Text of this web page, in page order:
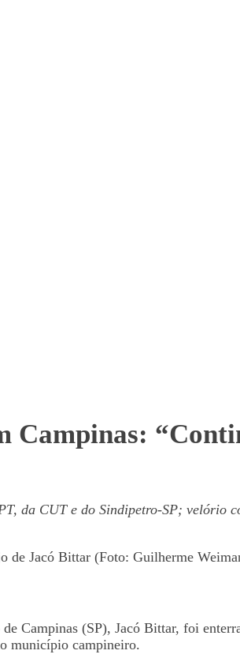
Campinas:
da CUT e do Sindipetro-SP; velório
de Jacó Bittar (Foto: Guilherme
Campinas (SP), Jacó Bittar, foi
município campineiro.